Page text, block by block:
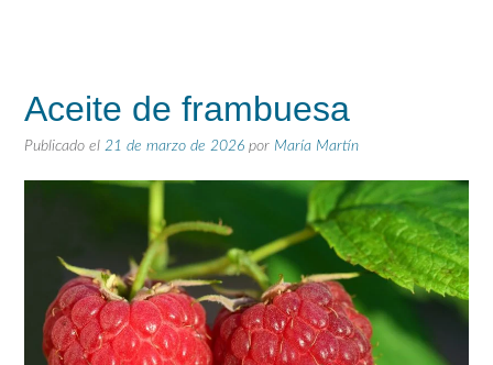
Aceite de frambuesa
Publicado el 21 de marzo de 2026 por María Martín